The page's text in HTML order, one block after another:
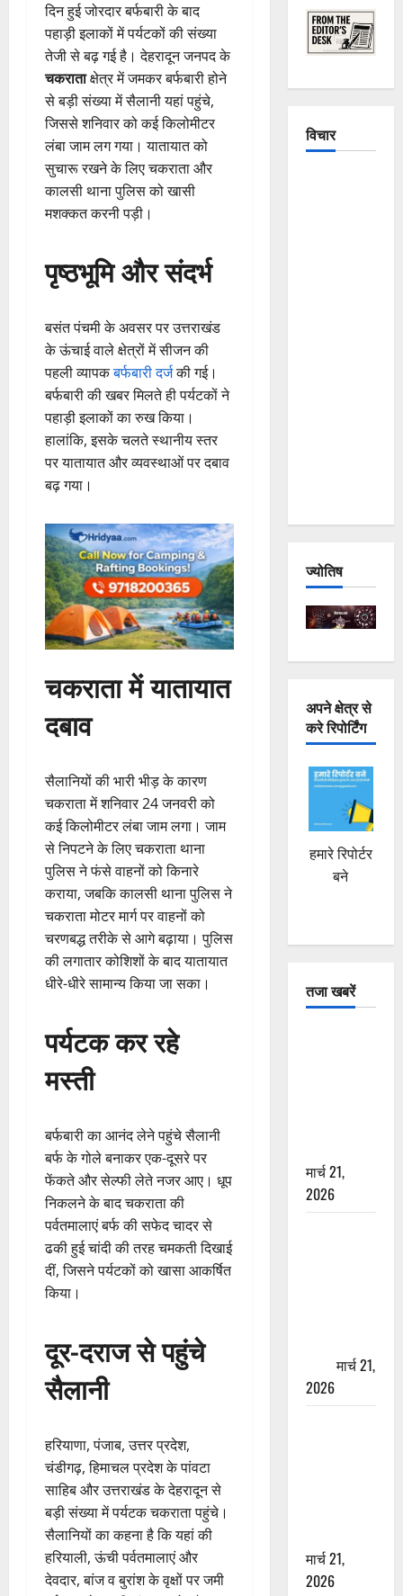
दिन हुई जोरदार बर्फबारी के बाद
पहाड़ी इलाकों में पर्यटकों की संख्या
तेजी से बढ़ गई है। देहरादून जनपद के
चकराताक्षेत्र में जमकर बर्फबारी होने
से बड़ी संख्या में सैलानी यहां पहुंचे,
जिससे शनिवार को कई किलोमीटर
लंबा जाम लग गया। यातायात को
सुचारू रखने के लिए चकराता और
कालसी थाना पुलिस को खासी
मशक्कत करनी पड़ी।
पृष्ठभूमि और संदर्भ
बसंत पंचमी के अवसर पर उत्तराखंड
के ऊंचाई वाले क्षेत्रों में सीजन की
पहली व्यापकबर्फबारी दर्जकी गई।
बर्फबारी की खबर मिलते ही पर्यटकों ने
पहाड़ी इलाकों का रुख किया।
हालांकि, इसके चलते स्थानीय स्तर
पर यातायात और व्यवस्थाओं पर दबाव
बढ़ गया।
चकराता में यातायात
दबाव
सैलानियों की भारी भीड़ के कारण
चकराता में शनिवार 24 जनवरी को
कई किलोमीटर लंबा जाम लगा। जाम
से निपटने के लिए चकराता थाना
पुलिस ने फंसे वाहनों को किनारे
कराया, जबकि कालसी थाना पुलिस ने
चकराता मोटर मार्ग पर वाहनों को
चरणबद्ध तरीके से आगे बढ़ाया। पुलिस
की लगातार कोशिशों के बाद यातायात
धीरे-धीरे सामान्य किया जा सका।
पर्यटक कर रहे
मस्ती
बर्फबारी का आनंद लेने पहुंचे सैलानी
बर्फ के गोले बनाकर एक-दूसरे पर
फेंकते और सेल्फी लेते नजर आए। धूप
निकलने के बाद चकराता की
पर्वतमालाएं बर्फ की सफेद चादर से
ढकी हुई चांदी की तरह चमकती दिखाई
दीं, जिसने पर्यटकों को खासा आकर्षित
किया।
दूर-दराज से पहुंचे
सैलानी
हरियाणा, पंजाब, उत्तर प्रदेश,
चंडीगढ़, हिमाचल प्रदेश के पांवटा
साहिब और उत्तराखंड के देहरादून से
बड़ी संख्या में पर्यटक चकराता पहुंचे।
सैलानियों का कहना है कि यहां की
हरियाली, ऊंची पर्वतमालाएं और
देवदार, बांज व बुरांश के वृक्षों पर जमी
विचार
ज्योतिष
अपने क्षेत्र से
करे रिपोर्टिंग
हमारे रिपोर्टर
बने
तजा खबरें
मार्च 21,
2026
मार्च 21,
2026
मार्च 21,
2026